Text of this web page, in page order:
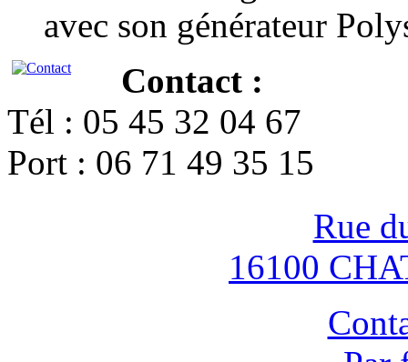
avec son générateur
Contact :
Tél : 05 45 32 04 67
Port : 06 71 49 35 15
Rue
16100